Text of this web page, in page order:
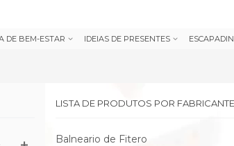
DE BEM-ESTAR IDEIAS DE PRESENTES
LISTA DE PRODUTOS POR
Balneario de Fitero